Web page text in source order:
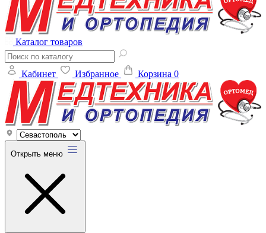
Каталог товаров
Кабинет Избранное Корзина 0
Открыть меню